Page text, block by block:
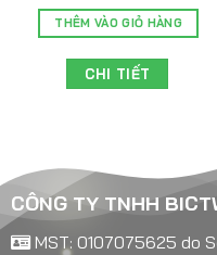
THÊM VÀO GIỎ HÀNG
CHI TIẾT
CÔNG TY TNHH
MST: 0107075625 do